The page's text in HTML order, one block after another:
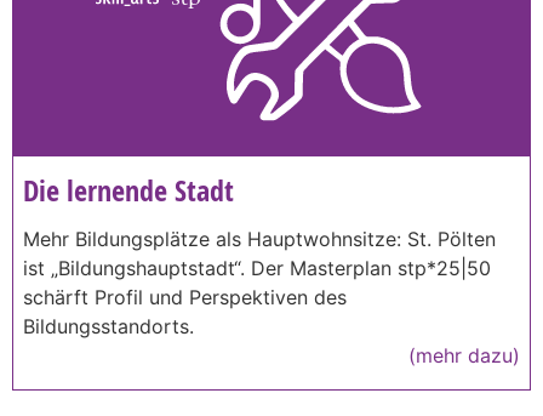
Die lernende Stadt
Mehr Bildungsplätze als Hauptwohnsitze: St. Pölten
ist „Bildungshauptstadt“. Der Masterplan stp*25|50
schärft Profil und Perspektiven des
Bildungsstandorts.
(mehr dazu)